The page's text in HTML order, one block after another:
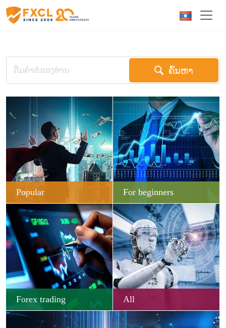
ຄົ້ນຫາ
Popular For beginners
Forex trading All